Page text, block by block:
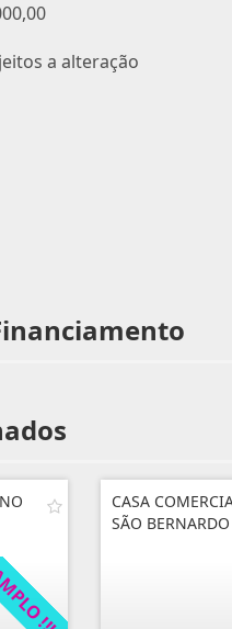
a alteração
CASA
SÃO